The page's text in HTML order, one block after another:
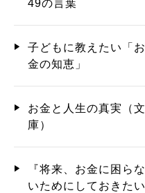
49の言葉
子どもに教えたい「お
金の知恵」
お金と人生の真実（文
庫）
『将来、お金に困らな
いためにしておきたい